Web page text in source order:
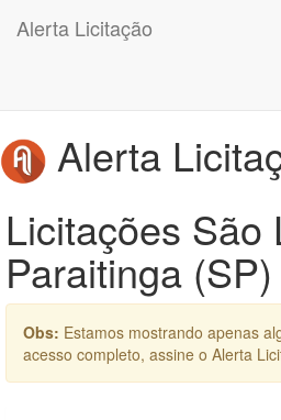
Alerta Licitação
Alerta
Licitações São
Paraitinga (SP)
Obs: Estamos mostrando apenas
acesso completo, assine o Alerta